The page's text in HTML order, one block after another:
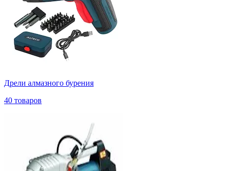
Дрели алмазного бурения
40 товаров